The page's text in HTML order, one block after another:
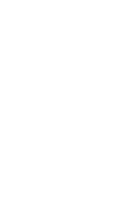
Wij geven er een